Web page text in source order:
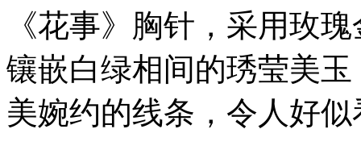
《花事》胸针，采用玫
镶嵌白绿相间的琇莹美玉
美婉约的线条，令人好